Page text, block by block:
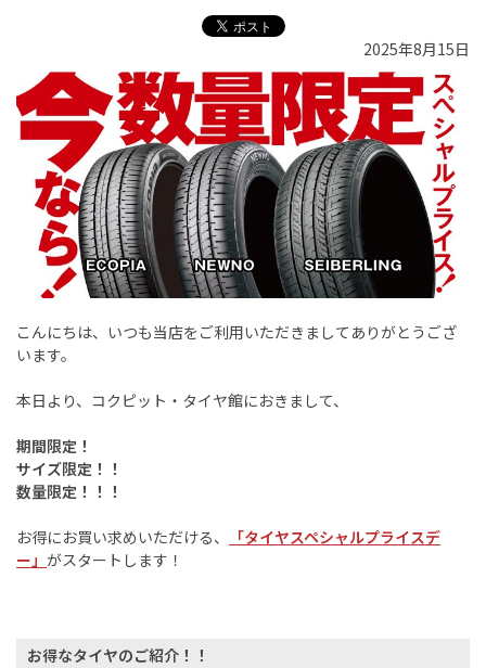
2025年8月15日
こんにちは、いつも当店をご利用いただきましてありがとうござ
います。
本日より、コクピット・タイヤ館におきまして、
期間限定！
サイズ限定！！
数量限定！！！
お得にお買い求めいただける、
「タイヤスペシャルプライスデ
ー」 がスタートします！
お得なタイヤのご紹介！！